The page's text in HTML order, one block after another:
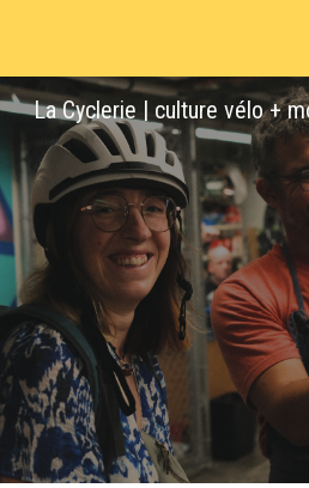
La Cyclerie | culture vélo +